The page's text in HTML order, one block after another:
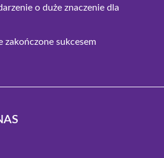
o duże znaczenie dla
zakończone sukcesem